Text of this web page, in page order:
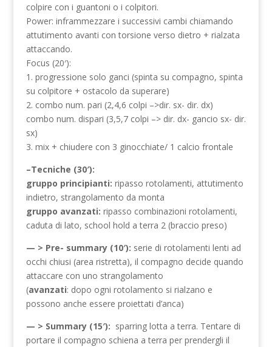
colpire con i guantoni o i colpitori.
Power: inframmezzare i successivi cambi chiamando
attutimento avanti con torsione verso dietro + rialzata
attaccando.
Focus (20′):
1. progressione solo ganci (spinta su compagno, spinta
su colpitore + ostacolo da superare)
2. combo num. pari (2,4,6 colpi –>dir. sx- dir. dx)
combo num. dispari (3,5,7 colpi –> dir. dx- gancio sx- dir.
sx)
3. mix + chiudere con 3 ginocchiate/ 1 calcio frontale
–Tecniche (30′):
gruppo principianti: ripasso rotolamenti, attutimento
indietro, strangolamento da monta
gruppo avanzati: ripasso combinazioni rotolamenti,
caduta di lato, school hold a terra 2 (braccio preso)
— > Pre- summary (10′): serie di rotolamenti lenti ad
occhi chiusi (area ristretta), il compagno decide quando
attaccare con uno strangolamento
(avanzati: dopo ogni rotolamento si rialzano e
possono anche essere proiettati d’anca)
— > Summary (15′): sparring lotta a terra. Tentare di
portare il compagno schiena a terra per prendergli il